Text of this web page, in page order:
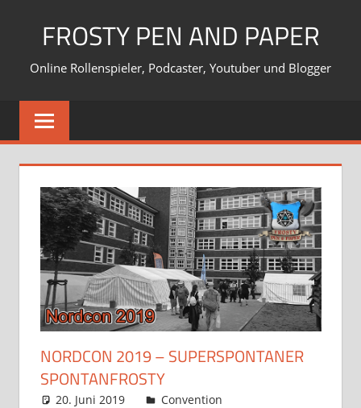
FROSTY PEN AND PAPER
Online Rollenspieler, Podcaster, Youtuber und Blogger
NORDCON 2019 – SUPERSPONTANER
SPONTANFROSTY
20. Juni 2019 Frosty
Convention